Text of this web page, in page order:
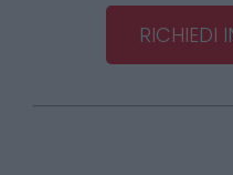
RICHIEDI